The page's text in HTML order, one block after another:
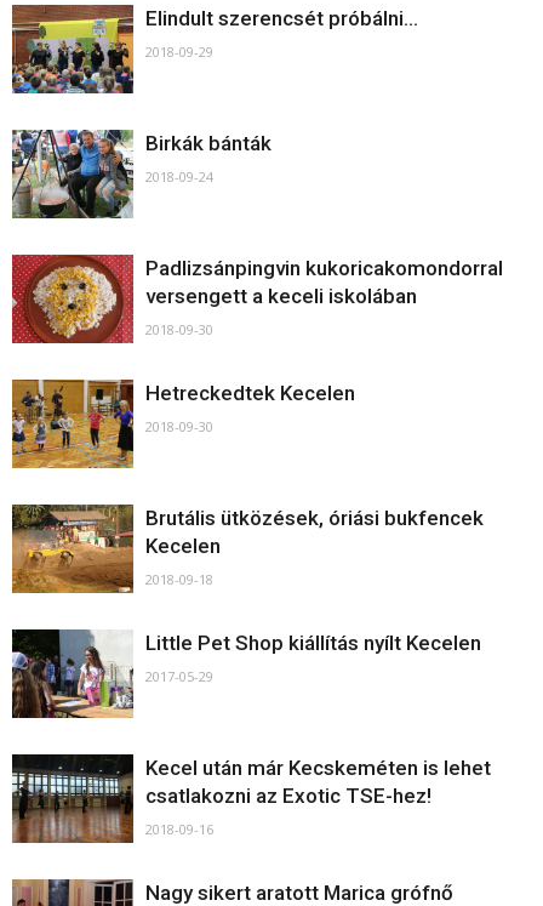
Elindult szerencsét próbálni…
2018-09-29
Birkák bánták
2018-09-24
Padlizsánpingvin kukoricakomondorral
versengett a keceli iskolában
2018-09-30
Hetreckedtek Kecelen
2018-09-30
Brutális ütközések, óriási bukfencek
Kecelen
2018-09-18
Little Pet Shop kiállítás nyílt Kecelen
2017-05-29
Kecel után már Kecskeméten is lehet
csatlakozni az Exotic TSE-hez!
2018-09-16
Nagy sikert aratott Marica grófnő